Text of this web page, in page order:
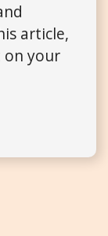
article,
on your